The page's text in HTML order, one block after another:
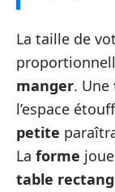
La taille de
manger. Une
l’espace
petite
La forme
table